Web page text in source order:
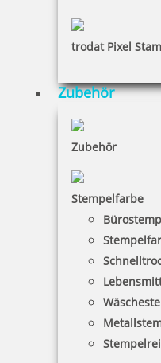
trodat Pixel
Zubehör
Zubehör
Stempelfarbe